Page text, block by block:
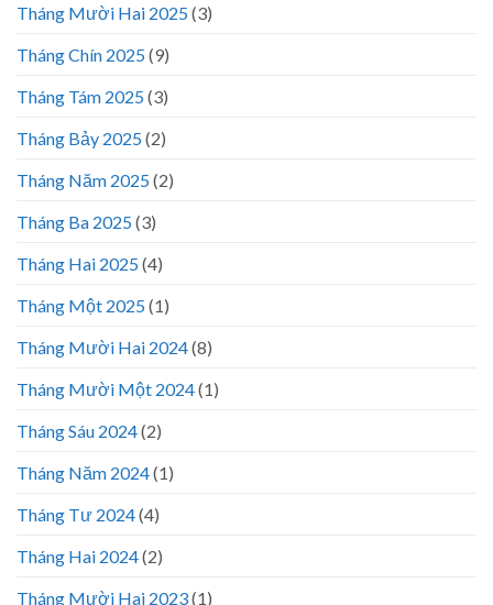
Tháng Mười Hai 2025(3)
Tháng Chín 2025(9)
Tháng Tám 2025(3)
Tháng Bảy 2025(2)
Tháng Năm 2025(2)
Tháng Ba 2025(3)
Tháng Hai 2025(4)
Tháng Một 2025(1)
Tháng Mười Hai 2024(8)
Tháng Mười Một 2024(1)
Tháng Sáu 2024(2)
Tháng Năm 2024(1)
Tháng Tư 2024(4)
Tháng Hai 2024(2)
Tháng Mười Hai 2023(1)